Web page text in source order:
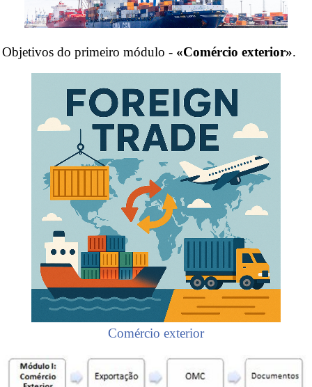
Objetivos do primeiro módulo - «Comércio exterior».
Comércio exterior